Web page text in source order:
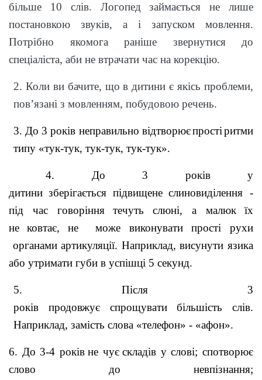
більше 10 слів. Логопед займається не лише
постановкою звуків, а і запуском мовлення.
Потрібно якомога раніше звернутися до
спеціаліста, аби не втрачати час на корекцію.
2. Коли ви бачите, що в дитини є якісь проблеми,
пов’язані з мовленням, побудовою речень.
3. До 3 років неправильно відтворюєпростіритми
типу «тук-тук, тук-тук, тук-тук».
4. До 3 років у
дитини зберігається підвищене слиновиділення -
під час говоріння
течуть слюні, а малюк
їх
не
ковтає, не може виконувати прості рухи
органами артикуляції. Наприклад, висунути язика
або утримати губи в успішці 5 секунд.
5. Після 3
років
продовжує спрощувати більшість
слів.
Наприклад, замість слова «телефон» - «афон».
6. До 3-4 років не чує складів у слові; спотворює
слово до невпізнання;